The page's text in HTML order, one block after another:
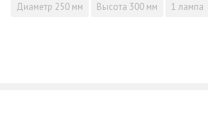
Диаметр 250 мм Высота 300 мм 1 лампа